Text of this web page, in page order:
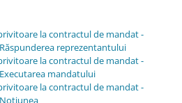
la contractul de mandat -
reprezentantului
la contractul de mandat -
mandatului
la contractul de mandat -